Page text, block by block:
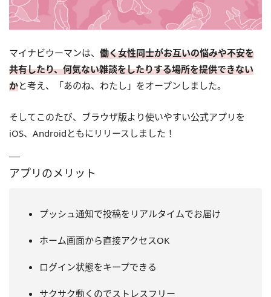
マイナビウーマンは、 働く女性同士がお互いの悩みや不安を
共有したり、何気ない雑談をしたりする場所を提供できない
かと考え、「あのね、わたし」をオープンしました。
そしてこのたび、ブラウザ版より使いやすい公式アプリを
iOS、Androidともにリリースしました！
アプリのメリット
プッシュ通知で投稿をリアルタイムでお届け
ホーム画面から直接アクセスOK
ログイン状態をキープできる
サクサク動くのでストレスフリー